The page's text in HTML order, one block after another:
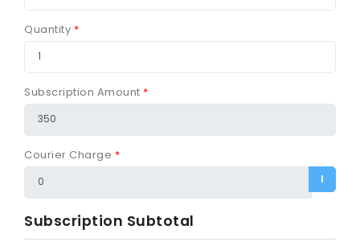
Quantity *
Subscription Amount *
Courier Charge *
I
Subscription Subtotal